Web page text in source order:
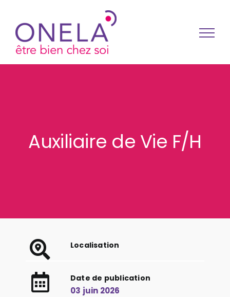
Auxiliaire de Vie F/H
Localisation
Date de publication
03 juin 2026